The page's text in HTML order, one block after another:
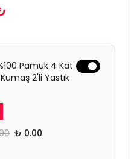
Pamuk 4 Kat
2'li Yastık
₺ 0.00